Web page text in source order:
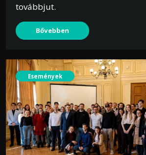
továbbjut.
Bővebben
Események